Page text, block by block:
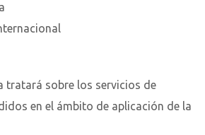
tratará sobre los servicios de
en el ámbito de aplicación de la